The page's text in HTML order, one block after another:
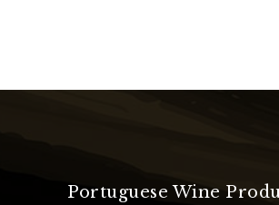
Portuguese Wine